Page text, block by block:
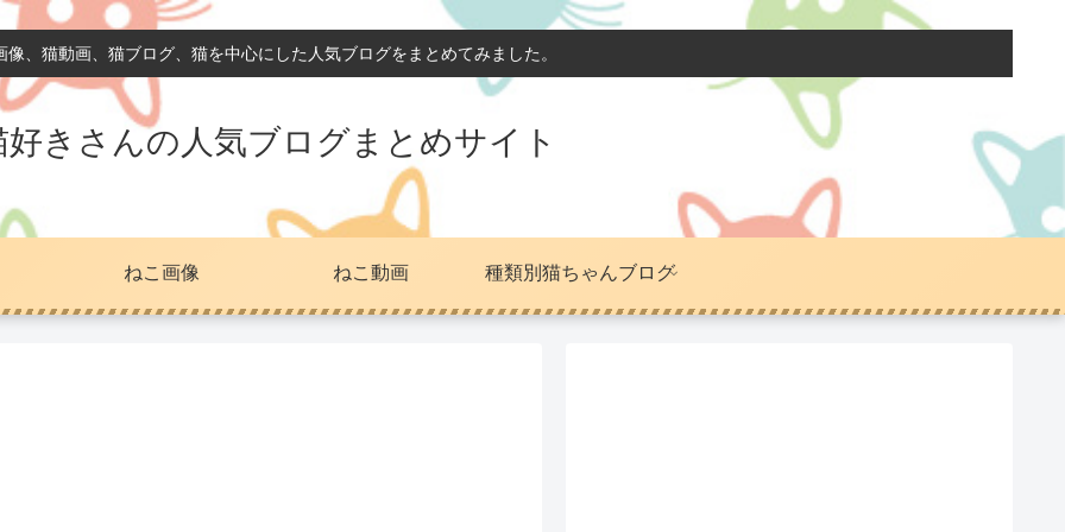
像、猫動画、猫ブログ、猫を中心にした人気ブログをまとめてみました。
好きさんの人気ブログまとめサイト
ねこ画像 ねこ動画 種類別猫ちゃんブログ